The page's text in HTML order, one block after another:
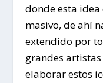
donde esta
masivo, de ahí
extendido por
grandes
elaborar estos